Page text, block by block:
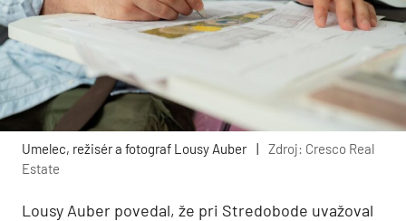
Umelec, režisér a fotograf Lousy Auber |
Zdroj: Cresco Real
Estate
Lousy Auber povedal, že pri Stredobode uvažoval